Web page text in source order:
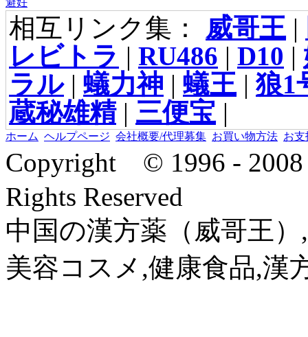
避妊
相互リンク集： 威哥王|
レビトラ | RU486 | D10 |
ラル| 蟻力神 | 蟻王|狼1
蔵秘雄精| 三便宝 |
ホーム ヘルプページ 会社概要/代理募集 お買い物方法 お支
Copyright © 1996 -
Rights Reserved
中国の漢方薬（威哥王
美容コスメ,健康食品,漢